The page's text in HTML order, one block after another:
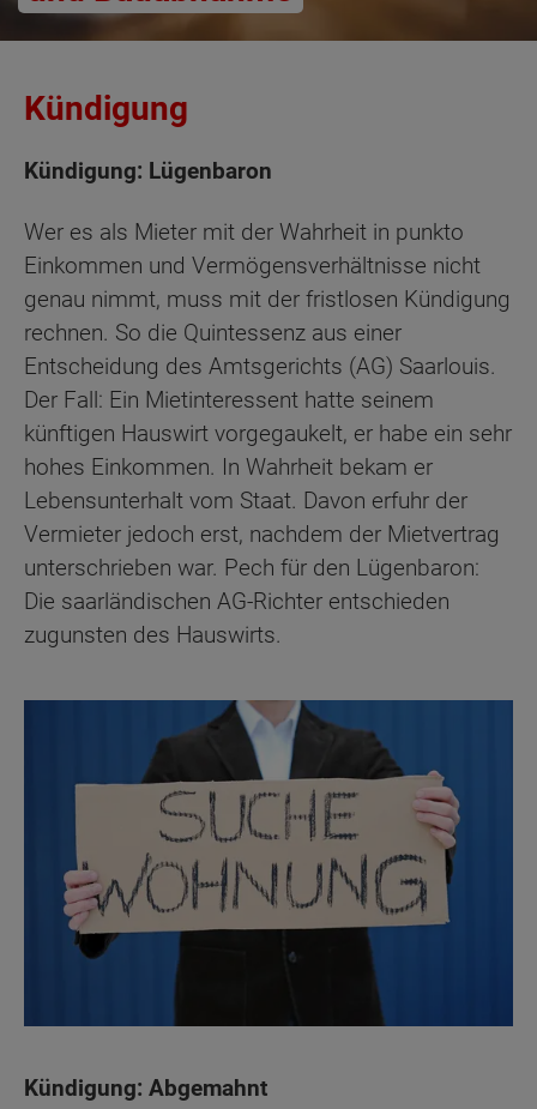
Kündigung
Kündigung: Lügenbaron
Wer es als Mieter mit der Wahrheit in punkto
Einkommen und Vermögensverhältnisse nicht
genau nimmt, muss mit der fristlosen Kündigung
rechnen. So die Quintessenz aus einer
Entscheidung des Amtsgerichts (AG) Saarlouis.
Der Fall: Ein Mietinteressent hatte seinem
künftigen Hauswirt vorgegaukelt, er habe ein sehr
hohes Einkommen. In Wahrheit bekam er
Lebensunterhalt vom Staat. Davon erfuhr der
Vermieter jedoch erst, nachdem der Mietvertrag
unterschrieben war. Pech für den Lügenbaron:
Die saarländischen AG-Richter entschieden
zugunsten des Hauswirts.
Kündigung: Abgemahnt